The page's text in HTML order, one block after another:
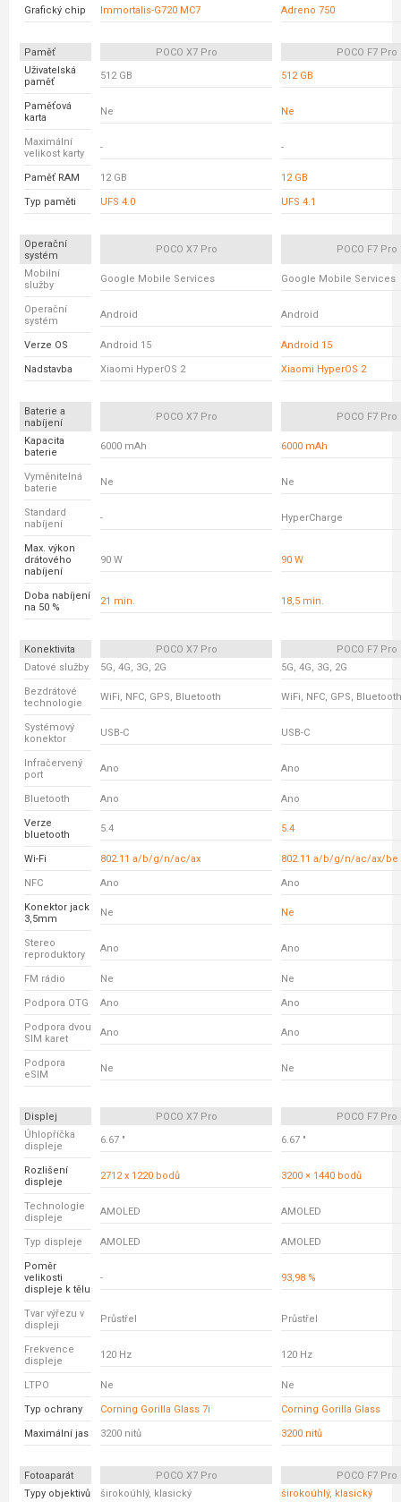
Grafický chip Immortalis-G720 MC7 Adreno 750
Paměť POCO X7 Pro
POCO F7 Pro
Uživatelská
paměť
512 GB 512 GB
Paměťová
karta
Ne Ne
Maximální
velikost karty
- -
Paměť RAM 12 GB 12 GB
Typ paměti UFS 4.0 UFS 4.1
Operační
systém
POCO X7 Pro POCO F7 Pro
Mobilní
služby
Google Mobile Services Google Mobile Services
Operační
systém
Android Android
Verze OS Android 15 Android 15
Nadstavba Xiaomi HyperOS 2 Xiaomi HyperOS 2
Baterie a
nabíjení
POCO X7 Pro POCO F7 Pro
Kapacita
baterie
6000 mAh 6000 mAh
Vyměnitelná
baterie
Ne Ne
Standard
nabíjení
- HyperCharge
Max. výkon
drátového
nabíjení
90 W 90 W
Doba nabíjení
na 50 %
21 min. 18,5 min.
Konektivita POCO X7 Pro
POCO F7 Pro
Datové služby
5G, 4G, 3G, 2G 5G, 4G, 3G, 2G
Bezdrátové
technologie
WiFi, NFC, GPS, Bluetooth WiFi, NFC, GPS, Bluetooth
Systémový
konektor
USB-C USB-C
Infračervený
port
Ano Ano
Bluetooth Ano Ano
Verze
bluetooth
5.4 5.4
Wi-Fi 802.11 a/b/g/n/ac/ax 802.11 a/b/g/n/ac/ax/be
NFC Ano Ano
Konektor jack
3,5mm
Ne Ne
Stereo
reproduktory
Ano Ano
FM rádio Ne Ne
Podpora OTG Ano Ano
Podpora dvou
SIM karet
Ano Ano
Podpora
eSIM
Ne Ne
Displej POCO X7 Pro
POCO F7 Pro
Úhlopříčka
displeje
6.67 " 6.67 "
Rozlišení
displeje
2712 x 1220 bodů 3200 × 1440 bodů
Technologie
displeje
AMOLED AMOLED
Typ displeje AMOLED AMOLED
Poměr
velikosti
displeje k tělu
- 93,98 %
Tvar výřezu v
displeji
Průstřel Průstřel
Frekvence
displeje
120 Hz 120 Hz
LTPO Ne Ne
Typ ochrany Corning Gorilla Glass 7i Corning Gorilla Glass
Maximální jas 3200 nitů 3200 nitů
Fotoaparát POCO X7 Pro
POCO F7 Pro
Typy objektivů
širokoúhlý, klasický širokoúhlý, klasický